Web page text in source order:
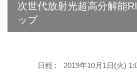
次世代放射光超高分解能
ップ
日程 : 2019年10月1日(火)